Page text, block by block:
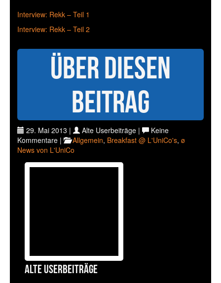
Interview: Rekk – Teil 1
Interview: Rekk – Teil 2
Über diesen
Beitrag
29. Mai 2013 | Alte Userbeiträge |
Keine
Kommentare |
Allgemein, Breakfast @ L'UniCo's, ø
News von L'UniCo
Alte Userbeiträge